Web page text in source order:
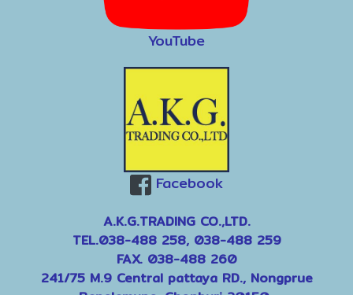
YouTube
Facebook
A.K.G.TRADING CO.,LTD.
TEL.038-488 258, 038-488 259
FAX. 038-488 260
241/75 M.9 Central pattaya RD., Nongprue